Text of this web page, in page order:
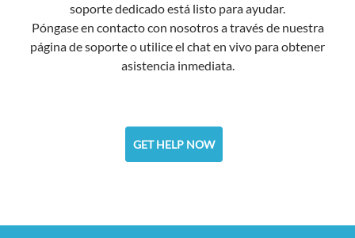
soporte dedicado está listo para ayudar.
Póngase en contacto con nosotros a través de nuestra
página de soporte o utilice el chat en vivo para obtener
asistencia inmediata.
GET HELP NOW